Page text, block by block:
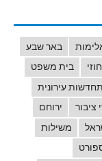
באר שבע
בית משפט
עירונית
ציבור
ירוחם
משילות